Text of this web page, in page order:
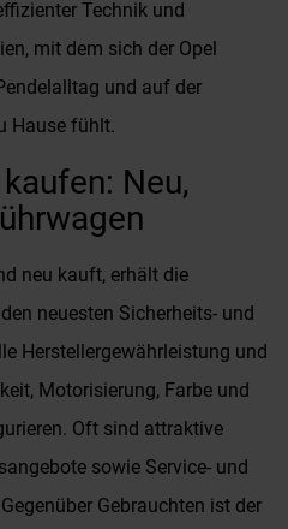
Technik und
mit dem sich der Opel
und auf der
Hause fühlt.
Neu,
neu kauft, erhält die
neuesten Sicherheits- und
Herstellergewährleistung und
Motorisierung, Farbe und
Oft sind attraktive
sowie Service- und
Gebrauchten ist der